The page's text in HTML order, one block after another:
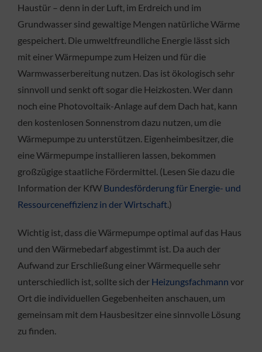
Haustür – denn in der Luft, im Erdreich und im
Grundwasser sind gewaltige Mengen natürliche Wärme
gespeichert. Die umweltfreundliche Energie lässt sich
mit einer Wärmepumpe zum Heizen und für die
Warmwasserbereitung nutzen. Das ist ökologisch sehr
sinnvoll und senkt oft sogar die Heizkosten. Wer dann
noch eine Photovoltaik-Anlage auf dem Dach hat, kann
den kostenlosen Sonnenstrom dazu nutzen, um die
Wärmepumpe zu unterstützen. Eigenheimbesitzer, die
eine Wärmepumpe installieren lassen, bekommen
großzügige staatliche Fördermittel. (Lesen Sie dazu die
Information der KfW Bundesförderung für Energie- und
Ressourceneffizienz in der Wirtschaft.)
Wichtig ist, dass die Wärmepumpe optimal auf das Haus
und den Wärmebedarf abgestimmt ist. Da auch der
Aufwand zur Erschließung einer Wärmequelle sehr
unterschiedlich ist, sollte sich der Heizungsfachmann vor
Ort die individuellen Gegebenheiten anschauen, um
gemeinsam mit dem Hausbesitzer eine sinnvolle Lösung
zu finden.